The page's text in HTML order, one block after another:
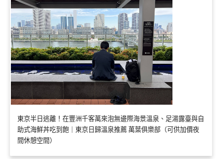
東京半日逃離！在豐洲千客萬來泡無邊際海景溫泉、足湯露臺與自
助式海鮮丼吃到飽｜東京日歸溫泉推薦 萬葉俱樂部（可供加價夜
間休憩空間）